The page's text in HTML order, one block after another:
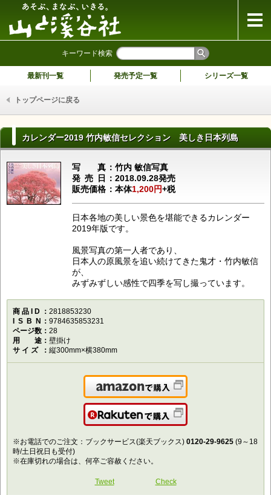
キーワード検索
最新刊一覧 発売予定一覧 シリーズ一覧
トップページに戻る
カレンダー2019 竹内敏信セレクション 美しき日本列島
写真竹内 敏信写真
発売日 2018.09.28発売
販売価格
本体1,200円+税
日本各地の美しい景色を堪能できるカレンダー
2019年版です。
風景写真の第一人者であり、
日本人の原風景を追い続けてきた鬼才・竹内敏信
が、
みずみずしい感性で四季を写し撮っています。
商品ID
2818853230
ISBN
9784635853231
ページ数
28
用途壁掛け
サイズ
縦300mm×横380mm
Amazonで購入
楽天で購入
※お電話でのご注文：ブックサービス(楽天ブックス) 0120-29-9625 (9～18
時/土日祝日も受付)
※在庫切れの場合は、何卒ご容赦ください。
Tweet Check